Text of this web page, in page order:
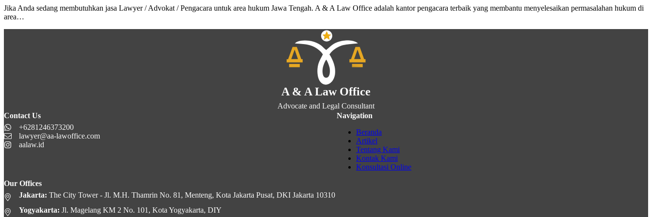
Jika Anda sedang membutuhkan jasa Lawyer / Advokat / Pengacara untuk area hukum Jawa Tengah. A & A Law Office adalah kantor pengacara terbaik yang membantu menyelesaikan permasalahan hukum di
area…
A & A Law Office
Advocate and Legal Consultant
Contact Us
+6281246373200
lawyer@aa-lawoffice.com
aalaw.id
Navigation
Beranda
Artikel
Tentang Kami
Kontak Kami
Konsultasi Online
Our Offices
Jakarta: The City Tower - Jl. M.H. Thamrin No. 81, Menteng, Kota Jakarta Pusat, DKI Jakarta 10310
Yogyakarta: Jl. Magelang KM 2 No. 101, Kota Yogyakarta, DIY